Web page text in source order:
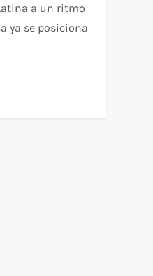
a un ritmo
ya se posiciona